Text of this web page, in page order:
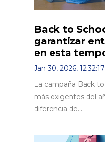
Back to
garantizar
en esta
Jan 30, 2026,
La campaña Back
más exigentes del
diferencia de...